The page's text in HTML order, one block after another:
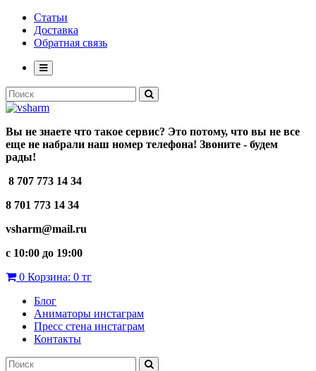
Статьи
Доставка
Обратная связь
Вы не знаете что такое сервис? Это потому, что вы не все
еще не набрали наш номер телефона! Звоните - будем
рады!
8 707 773 14 34
8 701 773 14 34
vsharm@mail.ru
c 10:00 до 19:00
0 Корзина: 0 тг
Блог
Аниматоры инстаграм
Пресс стена инстаграм
Контакты